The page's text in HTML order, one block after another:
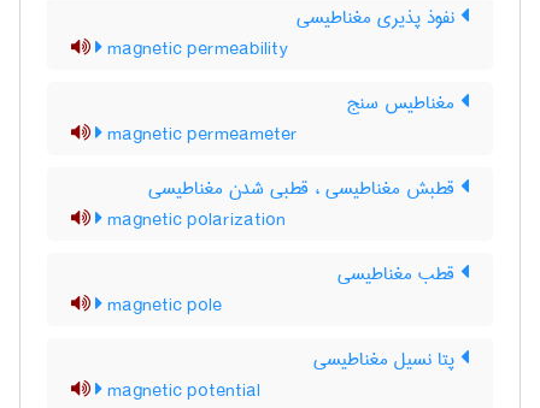
نفوذ پذیری مغناطیسی
magnetic permeability
مغناطیس سنج
magnetic permeameter
قطبش مغناطیسی ، قطبی شدن مغناطیسی
magnetic polarization
قطب مغناطیسی
magnetic pole
پتا نسیل مغناطیسی
magnetic potential